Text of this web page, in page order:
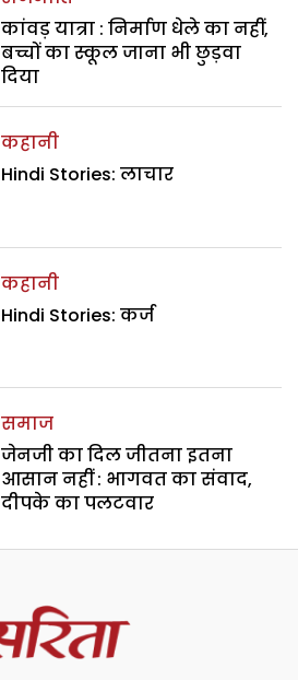
कांवड़ यात्रा : निर्माण धेले का नहीं,
बच्चों का स्कूल जाना भी छुड़वा
दिया
कहानी
Hindi Stories: लाचार
कहानी
Hindi Stories: कर्ज
समाज
जेनजी का दिल जीतना इतना
आसान नहीं : भागवत का संवाद,
दीपके का पलटवार